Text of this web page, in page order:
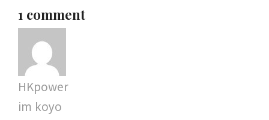
1 comment
HKpower
im koyo